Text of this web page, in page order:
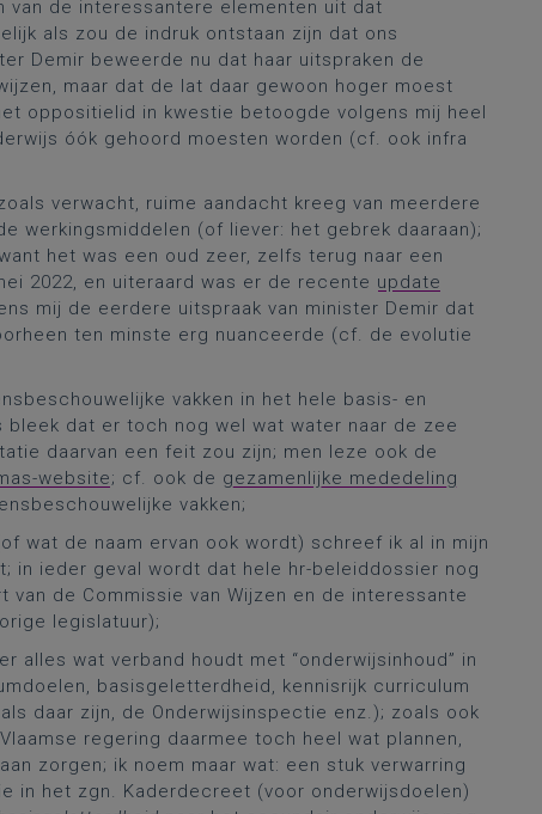
de interessantere elementen uit dat
als zou de indruk ontstaan zijn dat ons
Demir beweerde nu dat haar uitspraken de
maar dat de lat daar gewoon hoger moest
oppositielid in kwestie betoogde volgens mij heel
óók gehoord moesten worden (cf. ook infra
verwacht, ruime aandacht kreeg van meerdere
werkingsmiddelen (of liever: het gebrek daaraan);
het was een oud zeer, zelfs terug naar een
2022, en uiteraard was er de recente update
mij de eerdere uitspraak van minister Demir dat
ten minste erg nuanceerde (cf. de evolutie
vakken in het hele basis- en
dat er toch nog wel wat water naar de zee
daarvan een feit zou zijn; men leze ook de
website; cf. ook de gezamenlijke mededeling
vakken;
wat de naam ervan ook wordt) schreef ik al in mijn
in ieder geval wordt dat hele hr-beleiddossier nog
de Commissie van Wijzen en de interessante
legislatuur);
alles wat verband houdt met “onderwijsinhoud” in
basisgeletterdheid, kennisrijk curriculum
daar zijn, de Onderwijsinspectie enz.); zoals ook
regering daarmee toch heel wat plannen,
zorgen; ik noem maar wat: een stuk verwarring
in het zgn. Kaderdecreet (voor onderwijsdoelen)